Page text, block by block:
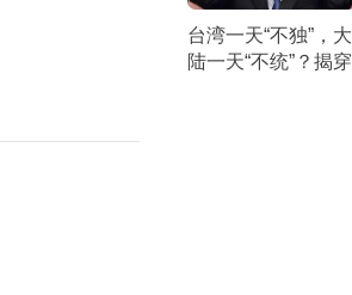
台湾一天“不独”，大
陆一天“不统”？揭穿